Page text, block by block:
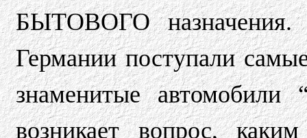
БЫТОВОГО назначения.
Германии поступали
знаменитые автомобили
возникает вопрос,